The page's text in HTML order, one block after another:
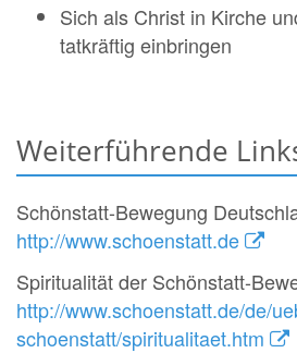
Sich als Christ in Kirche
tatkräftig einbringen
Weiterführende
Schönstatt-Bewegung
http://www.schoenstatt.de
Spiritualität der Schönstatt-
http://www.schoenstatt.de/de/
schoenstatt/spiritualitaet.htm